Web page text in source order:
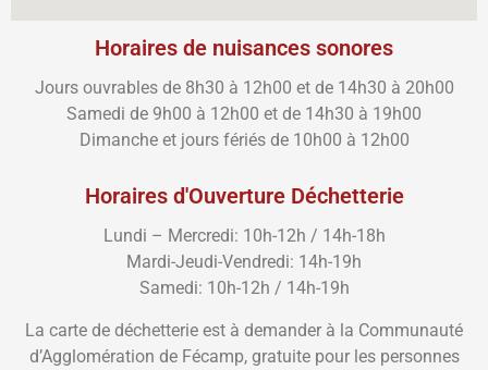
Horaires de nuisances sonores
Jours ouvrables de 8h30 à 12h00 et de 14h30 à 20h00
Samedi de 9h00 à 12h00 et de 14h30 à 19h00
Dimanche et jours fériés de 10h00 à 12h00
Horaires d'Ouverture Déchetterie
Lundi – Mercredi: 10h-12h / 14h-18h
Mardi-Jeudi-Vendredi: 14h-19h
Samedi: 10h-12h / 14h-19h
La carte de déchetterie est à demander à la Communauté
d’Agglomération de Fécamp, gratuite pour les personnes